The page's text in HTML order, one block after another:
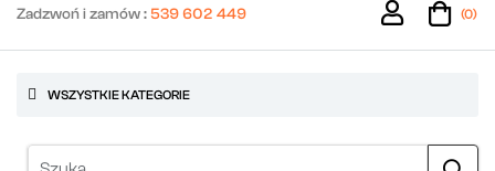
Zadzwoń i zamów :539 602 449 (0)
WSZYSTKIE KATEGORIE